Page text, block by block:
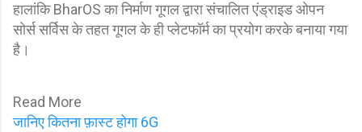
हालांकि BharOS का निर्माण गूगल द्वारा संचालित एंड्राइड ओपन
सोर्स सर्विस के तहत गूगल के ही प्लेटफॉर्म का प्रयोग करके बनाया गया
है।
Read More
जानिए कितना फ़ास्ट होगा 6G